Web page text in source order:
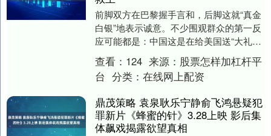
前脚双方在巴黎握手言和，后脚这就“真金
白银”地表示诚意。不少围观群众的第一反
应可能都是：中国这是在给美国送“大礼
包”？ 如果你真把这109亿美债的增持，简
单理解....
查看： 124 来源： 股票怎样加杠杆平
台 分类： 在线网上配资
鼎茂策略 袁泉耿乐宁静俞飞鸿悬疑犯
罪新片《蜂蜜的针》3.28上映 影后集
体飙戏揭露欲望真相